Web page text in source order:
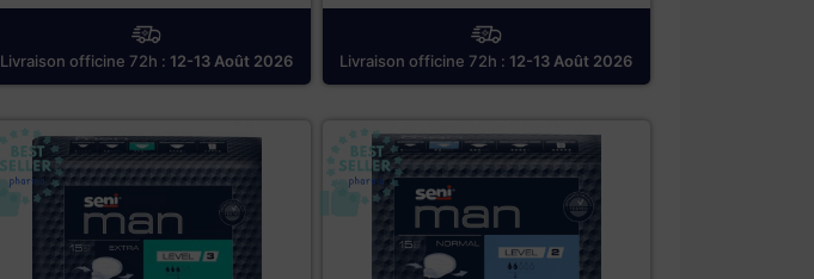
Livraison officine 72h : 12-13 Août 2026 Livraison officine 72h : 12-13 Août 2026